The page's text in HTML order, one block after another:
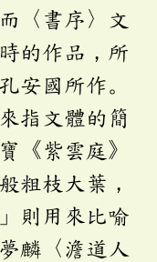
〈書序〉文
的作品，所
安國所作。
指文體的簡
《紫雲庭》
粗枝大葉，
則用來比喻
麟〈澹道人